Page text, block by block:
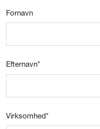
Fornavn
Efternavn*
Virksomhed*